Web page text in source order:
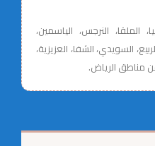
الملقا، النرجس، الياسمين،
السويدي، الشفا، العزيزية،
مناطق الرياض.